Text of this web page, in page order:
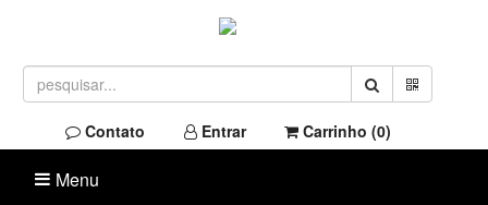
Contato Entrar Carrinho (0)
Menu